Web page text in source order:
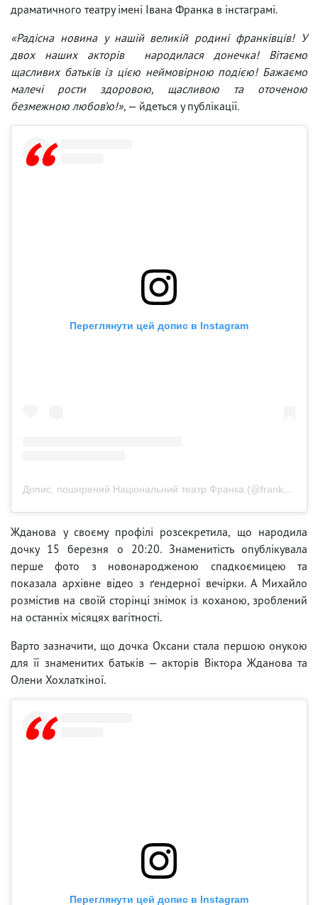
драматичного театру імені Івана Франка в інстаграмі.
«Радісна новина у нашій великій родині франківців! У
двох наших акторів народилася донечка! Вітаємо
щасливих батьків із цією неймовірною подією! Бажаємо
малечі рости здоровою, щасливою та оточеною
безмежною любов’ю!», — йдеться у публікації.
Переглянути цей допис в Instagram
Допис, поширений Національний театр Франка (@frankotheatre)
Жданова у своєму профілі розсекретила, що народила
дочку 15 березня о 20:20. Знаменитість опублікувала
перше фото з новонародженою спадкоємицею та
показала архівне відео з ґендерної вечірки. А Михайло
розмістив на своїй сторінці знімок із коханою, зроблений
на останніх місяцях вагітності.
Варто зазначити, що дочка Оксани стала першою онукою
для її знаменитих батьків — акторів Віктора Жданова та
Олени Хохлаткіної.
Переглянути цей допис в Instagram